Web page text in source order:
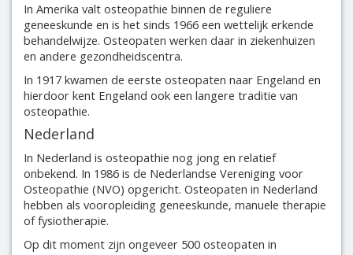
In Amerika valt osteopathie binnen de reguliere
geneeskunde en is het sinds 1966 een wettelijk erkende
behandelwijze. Osteopaten werken daar in ziekenhuizen
en andere gezondheidscentra.
In 1917 kwamen de eerste osteopaten naar Engeland en
hierdoor kent Engeland ook een langere traditie van
osteopathie.
Nederland
In Nederland is osteopathie nog jong en relatief
onbekend. In 1986 is de Nederlandse Vereniging voor
Osteopathie (NVO) opgericht. Osteopaten in Nederland
hebben als vooropleiding geneeskunde, manuele therapie
of fysiotherapie.
Op dit moment zijn ongeveer 500 osteopaten in